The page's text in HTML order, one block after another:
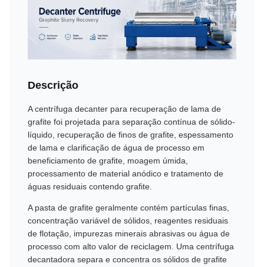
Descrição
A centrífuga decanter para recuperação de lama de
grafite foi projetada para separação contínua de sólido-
líquido, recuperação de finos de grafite, espessamento
de lama e clarificação de água de processo em
beneficiamento de grafite, moagem úmida,
processamento de material anódico e tratamento de
águas residuais contendo grafite.
A pasta de grafite geralmente contém partículas finas,
concentração variável de sólidos, reagentes residuais
de flotação, impurezas minerais abrasivas ou água de
processo com alto valor de reciclagem. Uma centrífuga
decantadora separa e concentra os sólidos de grafite